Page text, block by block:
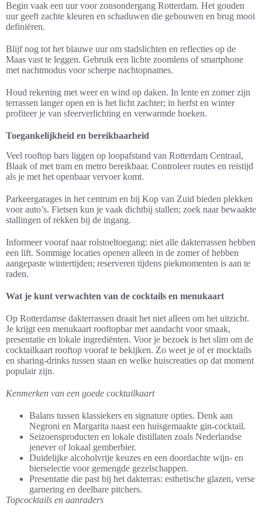
Begin vaak een uur voor zonsondergang Rotterdam. Het gouden
uur geeft zachte kleuren en schaduwen die gebouwen en brug mooi
definiëren.
Blijf nog tot het blauwe uur om stadslichten en reflecties op de
Maas vast te leggen. Gebruik een lichte zoomlens of smartphone
met nachtmodus voor scherpe nachtopnames.
Houd rekening met weer en wind op daken. In lente en zomer zijn
terrassen langer open en is het licht zachter; in herfst en winter
profiteer je van sfeerverlichting en verwarmde hoeken.
Toegankelijkheid en bereikbaarheid
Veel rooftop bars liggen op loopafstand van Rotterdam Centraal,
Blaak of met tram en metro bereikbaar. Controleer routes en reistijd
als je met het openbaar vervoer komt.
Parkeergarages in het centrum en bij Kop van Zuid bieden plekken
voor auto’s. Fietsen kun je vaak dichtbij stallen; zoek naar bewaakte
stallingen of rekken bij de ingang.
Informeer vooraf naar rolstoeltoegang: niet alle dakterrassen hebben
een lift. Sommige locaties openen alleen in de zomer of hebben
aangepaste wintertijden; reserveren tijdens piekmomenten is aan te
raden.
Wat je kunt verwachten van de cocktails en menukaart
Op Rotterdamse dakterrassen draait het niet alleen om het uitzicht.
Je krijgt een menukaart rooftopbar met aandacht voor smaak,
presentatie en lokale ingrediënten. Voor je bezoek is het slim om de
cocktailkaart rooftop vooraf te bekijken. Zo weet je of er mocktails
en sharing-drinks tussen staan en welke huiscreaties op dat moment
populair zijn.
Kenmerken van een goede cocktailkaart
Balans tussen klassiekers en signature opties. Denk aan
Negroni en Margarita naast een huisgemaakte gin-cocktail.
Seizoensproducten en lokale distillaten zoals Nederlandse
jenever of lokaal gemberbier.
Duidelijke alcoholvrije keuzes en een doordachte wijn- en
bierselectie voor gemengde gezelschappen.
Presentatie die past bij het dakterras: esthetische glazen, verse
garnering en deelbare pitchers.
Topcocktails en aanraders